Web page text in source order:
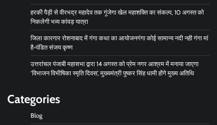
हरकी पैड़ी से वीरभद्र महादेव तक गूंजेगा खेल महाशक्ति का संकल्प, 10 अगस्त को
निकलेगी भव्य कांवड़ यात्रा
जिला कारगार रोशनाबाद में गंगा कथा का आयोजनगंगा कोई सामान्य नदी नही गंगा मां
है-पंडित संजय कृष्ण
उत्तरांचल पंजाबी महासभा द्वारा 14 अगस्त को प्रेम नगर आश्रम में मनाया जाएगा
‘विभाजन विभीषिका स्मृति दिवस’, मुख्यमंत्री पुष्कर सिंह धामी होंगे मुख्य अतिथि
Categories
Blog